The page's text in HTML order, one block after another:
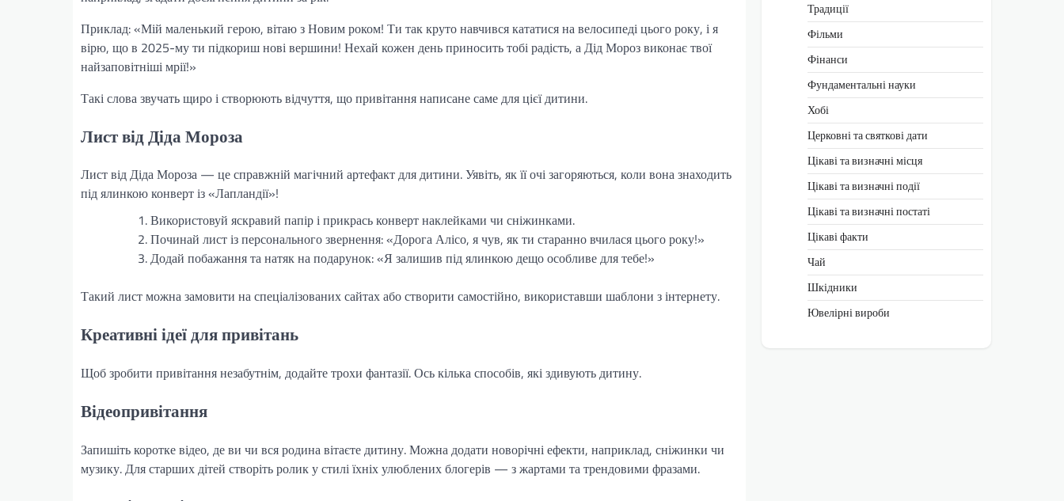
Приклад: «Мій маленький герою, вітаю з Новим роком! Ти так круто навчився кататися на велосипеді цього року, і я
вірю, що в 2025-му ти підкориш нові вершини! Нехай кожен день приносить тобі радість, а Дід Мороз виконає твої
найзаповітніші мрії!»
Такі слова звучать щиро і створюють відчуття, що привітання написане саме для цієї дитини.
Лист від Діда Мороза
Лист від Діда Мороза — це справжній магічний артефакт для дитини. Уявіть, як її очі загоряються, коли вона знаходить
під ялинкою конверт із «Лапландії»!
Використовуй яскравий папір і прикрась конверт наклейками чи сніжинками.
Починай лист із персонального звернення: «Дорога Алісо, я чув, як ти старанно вчилася цього року!»
Додай побажання та натяк на подарунок: «Я залишив під ялинкою дещо особливе для тебе!»
Такий лист можна замовити на спеціалізованих сайтах або створити самостійно, використавши шаблони з інтернету.
Креативні ідеї для привітань
Щоб зробити привітання незабутнім, додайте трохи фантазії. Ось кілька способів, які здивують дитину.
Відеопривітання
Запишіть коротке відео, де ви чи вся родина вітаєте дитину. Можна додати новорічні ефекти, наприклад, сніжинки чи
музику. Для старших дітей створіть ролик у стилі їхніх улюблених блогерів — з жартами та трендовими фразами.
Традиції
Фільми
Фінанси
Фундаментальні науки
Хобі
Церковні та святкові дати
Цікаві та визначні місця
Цікаві та визначні події
Цікаві та визначні постаті
Цікаві факти
Чай
Шкідники
Ювелірні вироби